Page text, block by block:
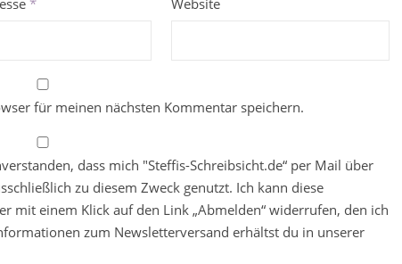
* Website
für meinen nächsten Kommentar speichern.
dass mich "Steffis-Schreibsicht.de“ per Mail über
zu diesem Zweck genutzt. Ich kann diese
mit einem Klick auf den Link „Abmelden“ widerrufen, den ich
zum Newsletterversand erhältst du in unserer